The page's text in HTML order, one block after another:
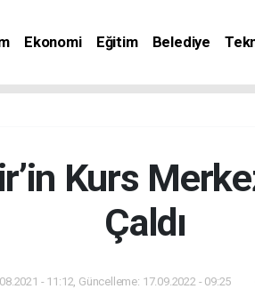
Ekonomi Eğitim Belediye
Kurs
Çaldı
- 11:12, Güncelleme: 17.09.2022 - 09:25